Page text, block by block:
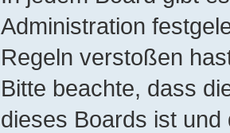
Administration
Regeln verstoßen
Bitte beachte, dass
dieses Boards ist